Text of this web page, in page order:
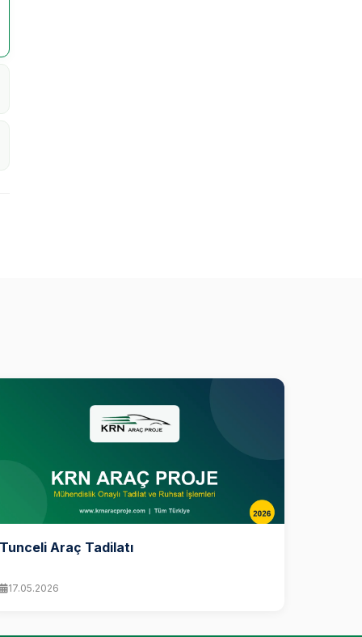
Tunceli Araç Tadilatı
17.05.2026